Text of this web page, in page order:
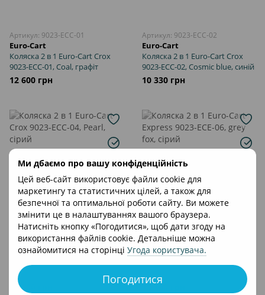
Ми дбаємо про вашу конфіденційність
Цей веб-сайт використовує файли cookie для
маркетингу та статистичних цілей, а також для
безпечної та оптимальної роботи сайту. Ви можете
змінити це в налаштуваннях вашого браузера.
Натисніть кнопку «Погодитися», щоб дати згоду на
використання файлів cookie. Детальніше можна
ознайомитися на сторінці Угода користувача.
Погодитися
Артикул: 9023-ECC-01
Euro-Cart
Коляска 2 в 1 Euro-Cart Crox
9023-ECC-01, Coal, графіт
12 600 грн
Артикул: 9023-ECC-02
Euro-Cart
Коляска 2 в 1 Euro-Cart Crox
9023-ECC-02, Cosmic blue, синій
10 330 грн
Артикул: 9023-ECC-04
Euro-Cart
Коляска 2 в 1 Euro-Cart Crox
9023-ECC-04, Pearl, сірий
12 600 грн
Артикул: 9023-ECE-06
Euro-Cart
Коляска 2 в 1 Euro-Cart Express
13 790 грн